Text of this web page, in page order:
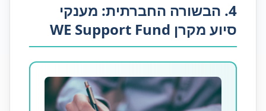
4. הבשורה החברתית: מענקי
סיוע מקרן WE Support Fund